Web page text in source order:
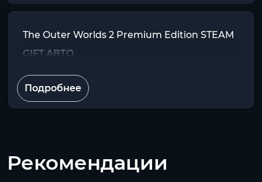
The Outer Worlds 2 Premium Edition STEAM
GIFT АВТО
Подробнее
Рекомендации